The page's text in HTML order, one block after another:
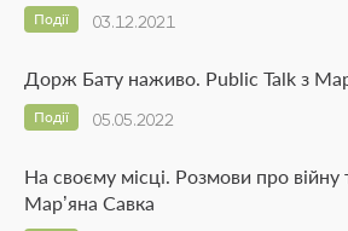
03.12.2021
Події
Дорж Бату наживо. Public Talk з
05.05.2022
Події
На своєму місці. Розмови про війну
Мар’яна Савка